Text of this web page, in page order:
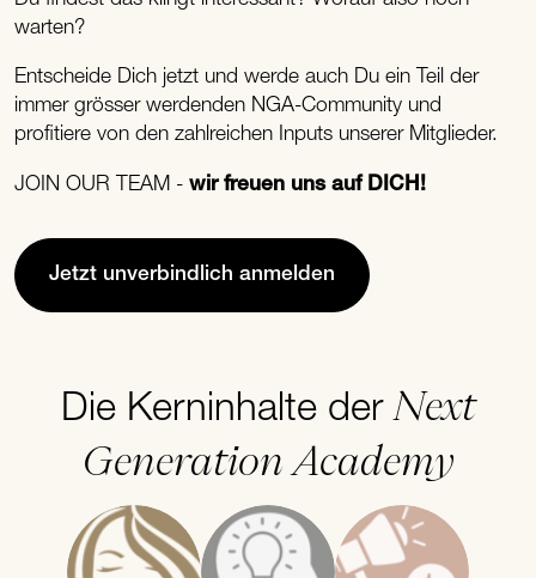
warten?
Entscheide Dich jetzt und werde auch Du ein Teil der
immer grösser werdenden NGA-Community und
profitiere von den zahlreichen Inputs unserer Mitglieder.
JOIN OUR TEAM - wir freuen uns auf DICH!
Jetzt unverbindlich anmelden
Die Kerninhalte derNext
Generation Academy